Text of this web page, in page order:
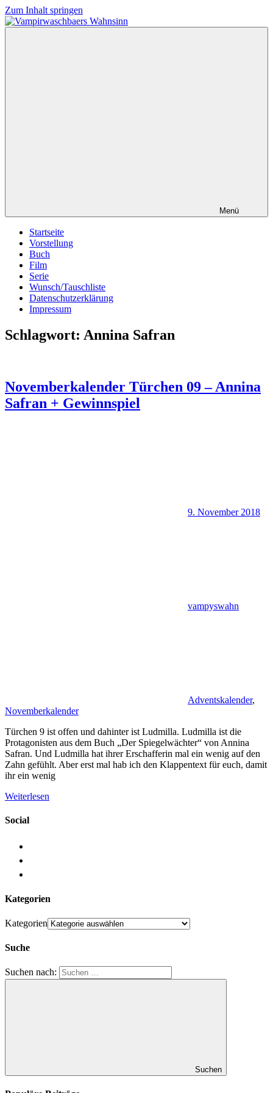
Zum Inhalt springen
Menü
Startseite
Vorstellung
Buch
Film
Serie
Wunsch/Tauschliste
Datenschutzerklärung
Impressum
Schlagwort: Annina Safran
Novemberkalender Türchen 09 – Annina
Safran + Gewinnspiel
9. November 2018
vampyswahn
Adventskalender,
Novemberkalender
Türchen 9 ist offen und dahinter ist Ludmilla. Ludmilla ist die
Protagonisten aus dem Buch „Der Spiegelwächter“ von Annina
Safran. Und Ludmilla hat ihrer Erschafferin mal ein wenig auf den
Zahn gefühlt. Aber erst mal hab ich den Klappentext für euch, damit
ihr ein wenig
Weiterlesen
Social
Kategorien
Kategorien
Suche
Suchen nach:
Suchen